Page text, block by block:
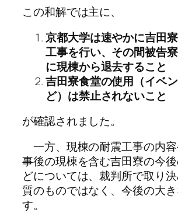
この和解では主に、
京都大学は速やかに吉田
工事を行い、その間被告
に現棟から退去すること
吉田寮食堂の使用（イベ
ど）は禁止されないこと
が確認されました。
一方、現棟の耐震工事の内
事後の現棟を含む吉田寮の今
どについては、裁判所で取り
質のものではなく、今後の大
す。